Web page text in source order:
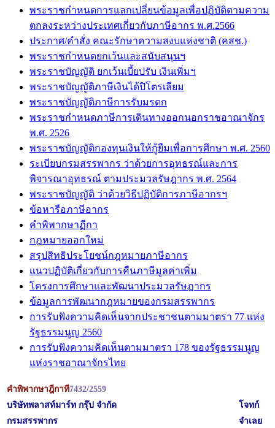
พระราชกำหนดการแลกเปลี่ยนข้อมูลเพื่อปฏิบัติตามความ
ตกลงระหว่างประเทศเกี่ยวกับภาษีอากร พ.ศ.2566
ประกาศ/คำสั่ง คณะรักษาความสงบแห่งชาติ (คสช.)
พระราชกำหนดยกเว้นและสนับสนุนฯ
พระราชบัญญัติ ยกเว้นเบี้ยปรับ เงินเพิ่มฯ
พระราชบัญญัติภาษีเงินได้ปิโตรเลียม
พระราชบัญญัติภาษีการรับมรดก
พระราชกำหนดภาษีการเดินทางออกนอกราชอาณาจักร
พ.ศ. 2526
พระราชบัญญัติกองทุนเงินให้กู้ยืมเพื่อการศึกษา พ.ศ. 2560
ระเบียบกรมสรรพากร ว่าด้วยการอุทธรณ์และการ
พิจารณาอุทธรณ์ ตามประมวลรัษฎากร พ.ศ. 2564
พระราชบัญญัติ ว่าด้วยวิธีปฏิบัติการภาษีอากรฯ
ข้อหารือภาษีอากร
คำพิพากษาฏีกา
กฎหมายออกใหม่
สรุปสิทธิประโยชน์กฎหมายภาษีอากร
แนวปฏิบัติเกี่ยวกับการคืนภาษีมูลค่าเพิ่ม
โครงการศึกษาและพัฒนาประมวลรัษฎากร
ข้อมูลการพัฒนากฎหมายของกรมสรรพากร
การรับฟังความคิดเห็นจากประชาชนตามมาตรา 77 แห่ง
รัฐธรรมนูญ 2560
การรับฟังความคิดเห็นตามมาตรา 178 ของรัฐธรรมนูญ
แห่งราชอาณาจักรไทย
คำพิพากษาฎีกาที7432/2559
บริษัทพลาสท์มาร์ท กรุ๊ป จำกัด
โจทก์
กรมสรรพากร
จำเลย